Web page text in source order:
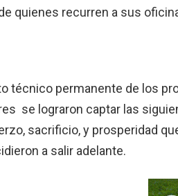
quienes recurren a sus
técnico permanente de los
se lograron captar las
sacrificio, y prosperidad
a salir adelante.